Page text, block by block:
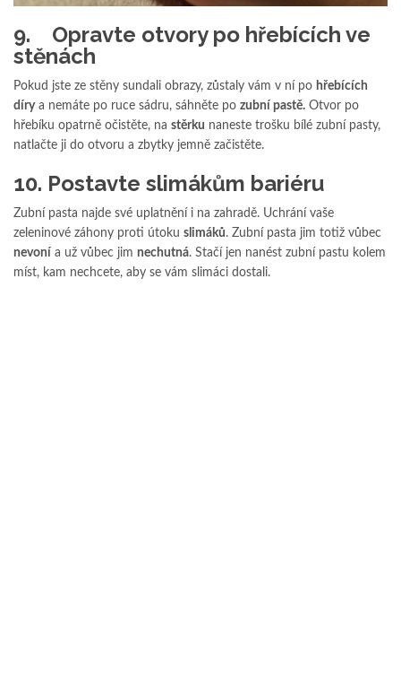
9. Opravte otvory po hřebících ve
stěnách
Pokud jste ze stěny sundali obrazy, zůstaly vám v ní po hřebících
dírya nemáte po ruce sádru, sáhněte po zubní pastě. Otvor po
hřebíku opatrně očistěte, na stěrku naneste trošku bílé zubní pasty,
natlačte ji do otvoru a zbytky jemně začistěte.
10. Postavte slimákům bariéru
Zubní pasta najde své uplatnění i na zahradě. Uchrání vaše
zeleninové záhony proti útoku slimáků. Zubní pasta jim totiž vůbec
nevoní a už vůbec jim nechutná. Stačí jen nanést zubní pastu kolem
míst, kam nechcete, aby se vám slimáci dostali.